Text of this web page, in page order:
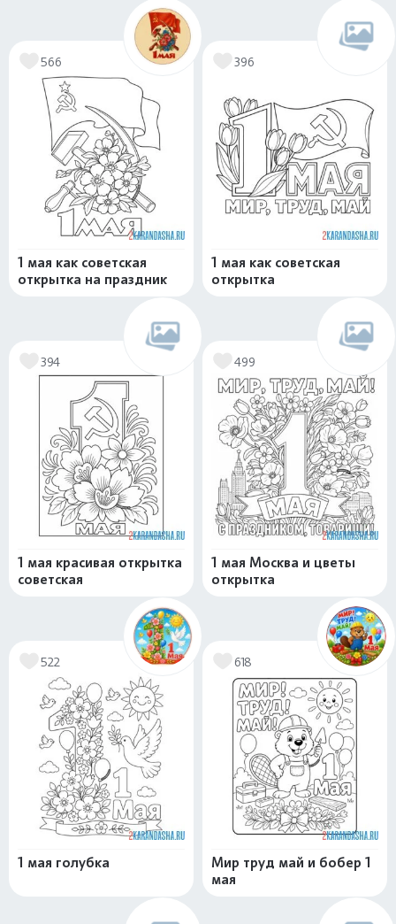
566
1 мая как советская
открытка на праздник
396
1 мая как советская
открытка
394
1 мая красивая открытка
советская
499
1 мая Москва и цветы
открытка
522
1 мая голубка
618
Мир труд май и бобер 1
мая